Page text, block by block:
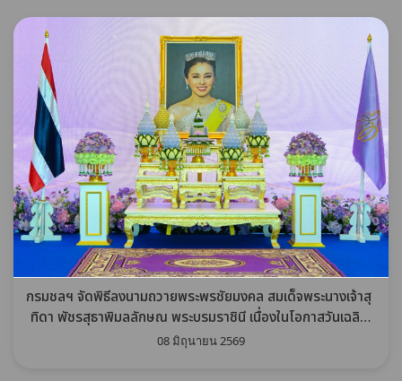
กรมชลฯ จัดพิธีลงนามถวายพระพรชัยมงคล สมเด็จพระนางเจ้าสุ
ทิดา พัชรสุธาพิมลลักษณ พระบรมราชินี เนื่องในโอกาสวันเฉลิม
พระชนมพรรษา 3 มิถุนายน 2569
08 มิถุนายน 2569